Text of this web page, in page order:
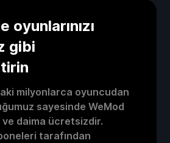
oyunlarınızı
gibi
milyonlarca oyuncudan
sayesinde WeMod
ve daima ücretsizdir.
tarafından